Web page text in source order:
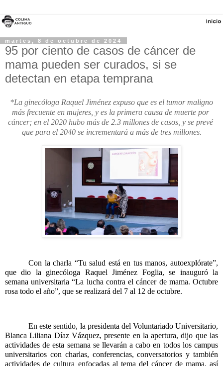
martes, 8 de octubre de 2024
95 por ciento de casos de cáncer de
mama pueden ser curados, si se
detectan en etapa temprana
*La ginecóloga Raquel Jiménez expuso que es el tumor maligno
más frecuente en mujeres, y es la primera causa de muerte por
cáncer; en el 2020 hubo más de 2.3 millones de casos, y se prevé
que para el 2040 se incrementará a más de tres millones.
Con la charla “Tu salud está en tus manos, autoexplórate”,
que dio la ginecóloga Raquel Jiménez Foglia, se inauguró la
semana universitaria “La lucha contra el cáncer de mama. Octubre
rosa todo el año”, que se realizará del 7 al 12 de octubre.
En este sentido, la presidenta del Voluntariado Universitario,
Blanca Liliana Díaz Vázquez, presente en la apertura, dijo que las
actividades de esta semana se llevarán a cabo en todos los campus
universitarios con charlas, conferencias, conversatorios y también
actividades de cultura enfocadas al tema del cáncer de mama, así